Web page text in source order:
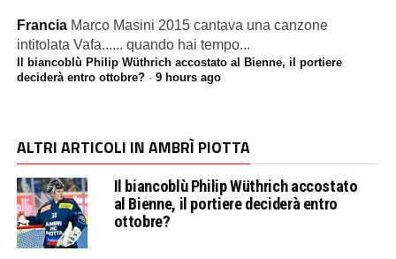
Francia Marco Masini 2015 cantava una canzone
intitolata Vafa...... quando hai tempo...
Il biancoblù Philip Wüthrich accostato al Bienne, il portiere
deciderà entro ottobre?· 9 hours ago
ALTRI ARTICOLI IN AMBRÌ PIOTTA
Il biancoblù Philip Wüthrich accostato
al Bienne, il portiere deciderà entro
ottobre?